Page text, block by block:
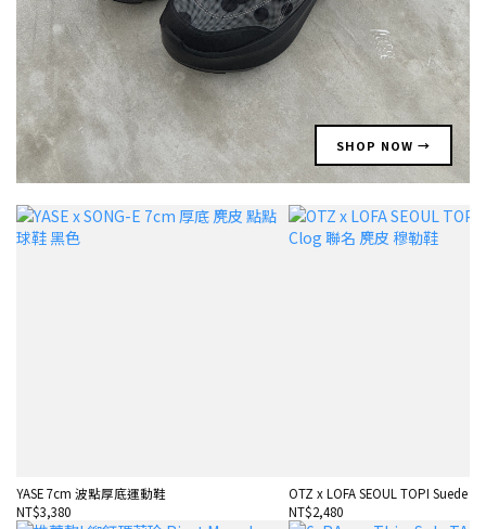
SHOP NOW →
YASE 7cm 波點厚底運動鞋
NT$3,380
OTZ x LOFA SEOUL TOPI Suede
NT$2,480